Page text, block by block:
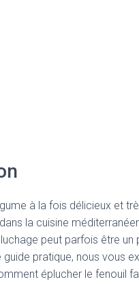
à la fois délicieux et
la cuisine
peut parfois être un
pratique, nous vous
éplucher le fenouil